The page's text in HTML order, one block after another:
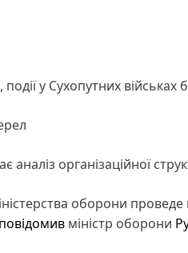
у Сухопутних
аналіз організаційної
оборони
повідомив міністр оборони